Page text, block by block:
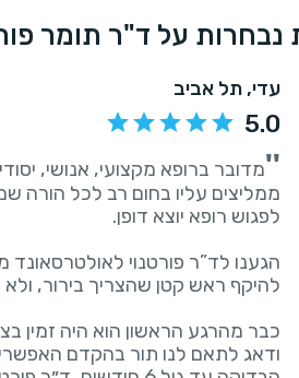
נבחרות על ד"ר תומר
עדי, תל אביב
5.0
''מדובר ברופא מקצועי, אנושי,
ממליצים עליו בחום רב לכל הורה
כבר מהרגע הראשון הוא היה זמין
ודאג לתאם לנו תור בהקדם